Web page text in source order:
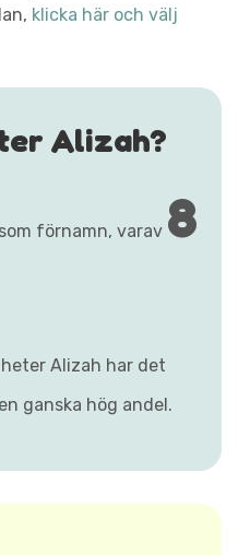
klicka här och välj
Alizah?
förnamn, varav 8
Alizah har det
ganska hög andel.